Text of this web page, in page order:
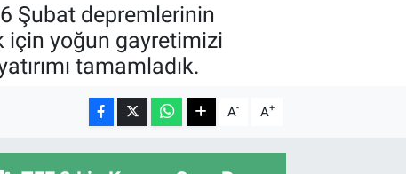
Şubat depremlerinin
için yoğun gayretimizi
tamamladık.
A- A+